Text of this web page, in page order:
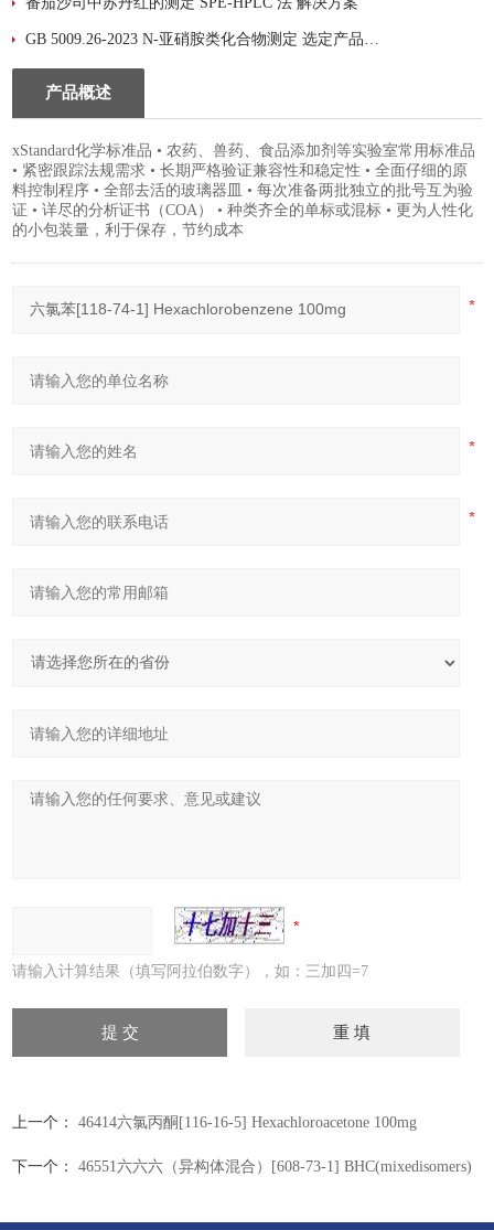
GB 5009.26-2023 N-亚硝胺类化合物测定 选定产品：迪马科技 PLS-A净化填料
产品概述
xStandard化学标准品 • 农药、兽药、食品添加剂等实验室常用标准品
• 紧密跟踪法规需求 • 长期严格验证兼容性和稳定性 • 全面仔细的原
料控制程序 • 全部去活的玻璃器皿 • 每次准备两批独立的批号互为验
证 • 详尽的分析证书（COA） • 种类齐全的单标或混标 • 更为人性化
的小包装量，利于保存，节约成本
请输入计算结果（填写阿拉伯数字），如：三加四=7
上一个： 46414六氯丙酮[116-16-5] Hexachloroacetone 100mg
下一个：
46551六六六（异构体混合）[608-73-1] BHC(mixedisomers)